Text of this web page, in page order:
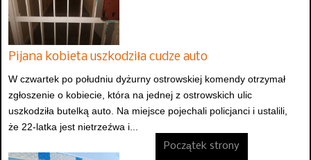
Pijana kobieta uszkodziła cudze auto
W czwartek po południu dyżurny ostrowskiej komendy otrzymał
zgłoszenie o kobiecie, która na jednej z ostrowskich ulic
uszkodziła butelką auto. Na miejsce pojechali policjanci i ustalili,
że 22-latka jest nietrzeźwa i...
Początek strony